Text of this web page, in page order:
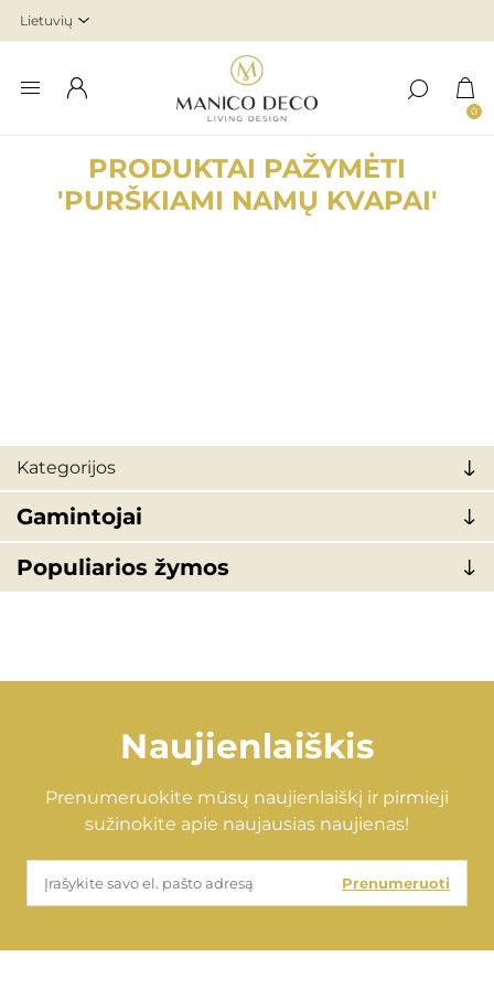
0
Kategorijos
Gamintojai
Populiarios žymos
PRODUKTAI PAŽYMĖTI
'PURŠKIAMI NAMŲ KVAPAI'
Naujienlaiškis
Prenumeruokite mūsų naujienlaiškį ir pirmieji
sužinokite apie naujausias naujienas!
Prenumeruoti